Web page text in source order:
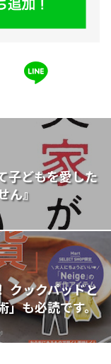
子どもを愛した
ん』
クックパッドと
」も必読です。